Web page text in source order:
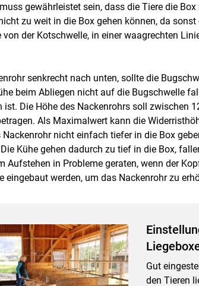
gewährleistet sein, dass die Tiere die
zu weit in die Box gehen können, da
der Kotschwelle, in einer waagrechten
senkrecht nach unten, sollte die
beim Abliegen nicht auf die Bugschwelle
ist. Die Höhe des Nackenrohrs soll zwischen
Als Maximalwert kann die
nicht einfach tiefer in die Box
Kühe gehen dadurch zu tief in die Box,
Aufstehen in Probleme geraten, wenn der
eingebaut werden, um das Nackenrohr zu
Gut
den Tieren